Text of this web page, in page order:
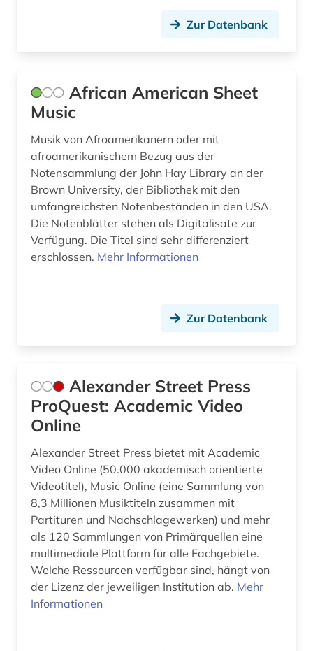
dissertation (2)
drama (3)
dresden (4)
drittes reich (3)
dvd-video (1)
dynastie (1)
edition (6)
elektronische bibliothek (2)
elektronische zeitschrift zeitschriftenaufsatz
(1)
elektronisches buch (21)
englisch (5)
enzyklopädie (5)
Zur Datenbank
African American Sheet
Music
Musik von Afroamerikanern oder mit
afroamerikanischem Bezug aus der
Notensammlung der John Hay Library an der
Brown University, der Bibliothek mit den
umfangreichsten Notenbeständen in den USA.
Die Notenblätter stehen als Digitalisate zur
Verfügung. Die Titel sind sehr differenziert
erschlossen. Mehr Informationen
Zur Datenbank
Alexander Street Press
ProQuest: Academic Video
Online
Alexander Street Press bietet mit Academic
Video Online (50.000 akademisch orientierte
Videotitel), Music Online (eine Sammlung von
8,3 Millionen Musiktiteln zusammen mit
Partituren und Nachschlagewerken) und mehr
als 120 Sammlungen von Primärquellen eine
multimediale Plattform für alle Fachgebiete.
Welche Ressourcen verfügbar sind, hängt von
der Lizenz der jeweiligen Institution ab. Mehr
Informationen